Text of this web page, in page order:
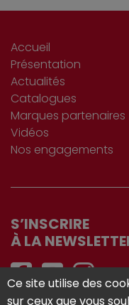
Accueil
Présentation
Actualités
Catalogues
Marques partenaires
Vidéos
Nos engagements
S’INSCRIRE
À LA
Ce site utilise des
sur ceux que vous